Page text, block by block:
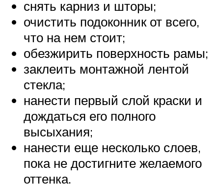
снять карниз и шторы;
очистить подоконник от всего,
что на нем стоит;
обезжирить поверхность рамы;
заклеить монтажной лентой
стекла;
нанести первый слой краски и
дождаться его полного
высыхания;
нанести еще несколько слоев,
пока не достигните желаемого
оттенка.